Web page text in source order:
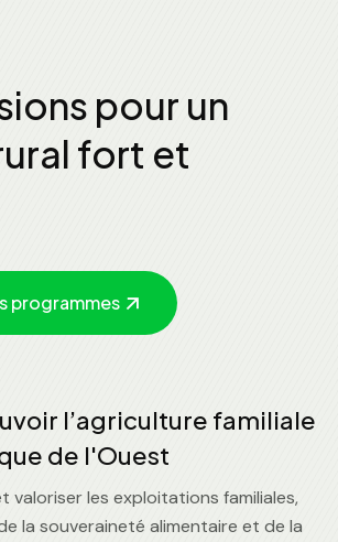
pour un
fort et
programmes
l’agriculture familiale
de l'Ouest
valoriser les exploitations familiales,
la souveraineté alimentaire et de la